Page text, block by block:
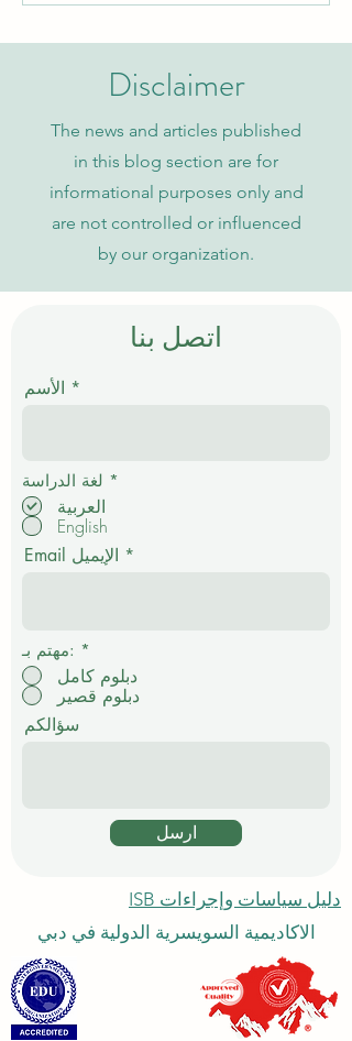
التنفيذي والتعليم العالي مع
الجامعة السويسرية الدولية
Disclaimer
The news and articles published
in this blog section are for
informational purposes only and
are not controlled or influenced
by our organization.
اتصل بنا
الأسم
لغة الدراسة *
م
العربية
English
Email الإيميل
مهتم بـ: *
دبلوم كامل
دبلوم قصير
سؤالكم
ارسل
دليل سياسات وإجراءات ISB
الاكاديمية السويسرية الدولية في دبي